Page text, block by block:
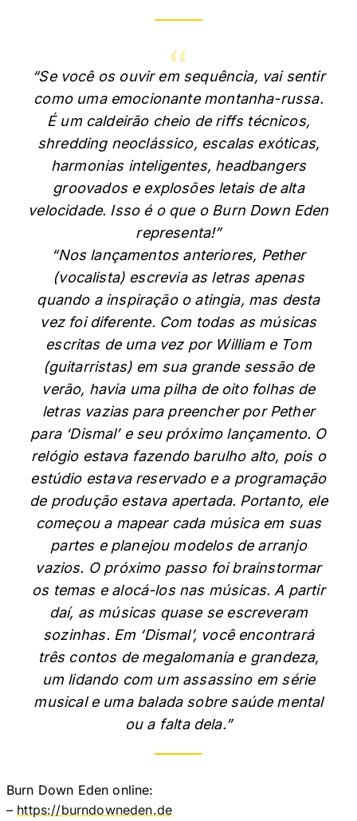
“Se você os ouvir em sequência, vai sentir
como uma emocionante montanha-russa.
É um caldeirão cheio de riffs técnicos,
shredding neoclássico, escalas exóticas,
harmonias inteligentes, headbangers
groovados e explosões letais de alta
velocidade. Isso é o que o Burn Down Eden
representa!”
“Nos lançamentos anteriores, Pether
(vocalista) escrevia as letras apenas
quando a inspiração o atingia, mas desta
vez foi diferente. Com todas as músicas
escritas de uma vez por William e Tom
(guitarristas) em sua grande sessão de
verão, havia uma pilha de oito folhas de
letras vazias para preencher por Pether
para ‘Dismal’ e seu próximo lançamento. O
relógio estava fazendo barulho alto, pois o
estúdio estava reservado e a programação
de produção estava apertada. Portanto, ele
começou a mapear cada música em suas
partes e planejou modelos de arranjo
vazios. O próximo passo foi brainstormar
os temas e alocá-los nas músicas. A partir
daí, as músicas quase se escreveram
sozinhas. Em ‘Dismal’, você encontrará
três contos de megalomania e grandeza,
um lidando com um assassino em série
musical e uma balada sobre saúde mental
ou a falta dela.”
Burn Down Eden online:
– https://burndowneden.de